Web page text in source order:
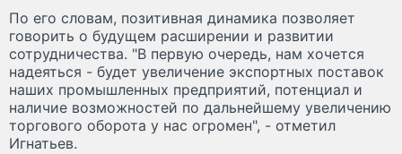
По его словам, позитивная динамика позволяет
говорить о будущем расширении и развитии
сотрудничества. "В первую очередь, нам хочется
надеяться - будет увеличение экспортных поставок
наших промышленных предприятий, потенциал и
наличие возможностей по дальнейшему увеличению
торгового оборота у нас огромен", - отметил
Игнатьев.